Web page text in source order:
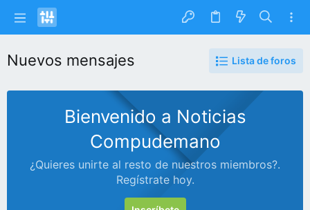
Nuevos mensajes Lista de foros
Bienvenido a Noticias
Compudemano
¿Quieres unirte al resto de nuestros miembros?.
Regístrate hoy.